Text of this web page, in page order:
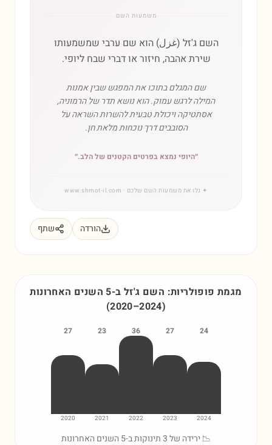
משמעות השם
השם ג'זל (غزل) הוא שם ערבי שמשמעותו
שירת אהבה, חיזור או דברי שבח ליופי.
שם המגלם בתוכו את המפגש שבין אמנות
המילה לרגש עמוק. הוא נושא תדר של הרמוניה,
אסתטיקה ויכולת טבעית להשרות השראה על
הסובבים דרך נוכחות מלאת חן.
״היופי נמצא בפרטים הקטנים של הלב.״
✦ גלו את משמעות השם שלכם · www.shmot-il.com
הורדה שתף
מגמת פופולריות: השם ג'זל ב-5 השנים האחרונות
(2020–2024)
24
2024
27
2023
36
2022
23
2021
27
2020
📉 ירידה של 3 תינוקות ב-5 השנים האחרונות